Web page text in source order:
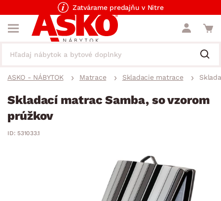
Zatvárame predajňu v Nitre
ASKO - NÁBYTOK Matrace Skladacie matrace
Skladací matrac Samba, so vzorom
prúžkov
ID: 531033.1